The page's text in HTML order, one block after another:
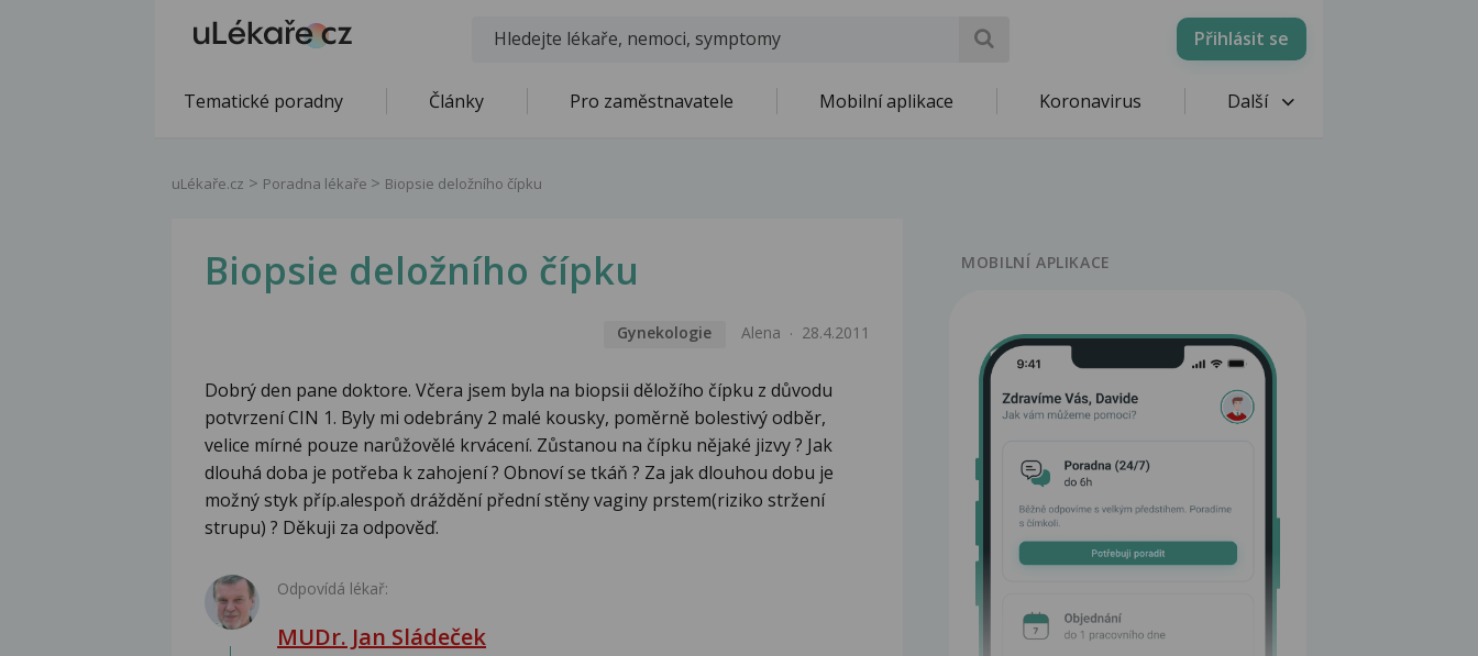
Přihlásit se
Tematické poradny Články Pro zaměstnavatele Mobilní aplikace Koronavirus Další
uLékaře.cz Poradna lékaře Biopsie deložního čípku
Biopsie deložního čípku
Gynekologie Alena 28.4.2011
Dobrý den pane doktore. Včera jsem byla na biopsii děložího čípku z důvodu
potvrzení CIN 1. Byly mi odebrány 2 malé kousky, poměrně bolestivý odběr,
velice mírné pouze narůžovělé krvácení. Zůstanou na čípku nějaké jizvy ? Jak
dlouhá doba je potřeba k zahojení ? Obnoví se tkáň ? Za jak dlouhou dobu je
možný styk příp.alespoň dráždění přední stěny vaginy prstem(riziko stržení
strupu) ? Děkuji za odpověď.
Odpovídá lékař:
MUDr. Jan Sládeček
MOBILNÍ APLIKACE